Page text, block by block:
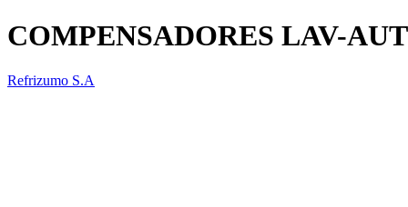
COMPENSADORES LAV-
Refrizumo S.A